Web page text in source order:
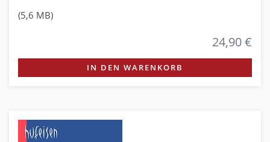
(5,6 MB)
24,90 €
IN DEN WARENKORB